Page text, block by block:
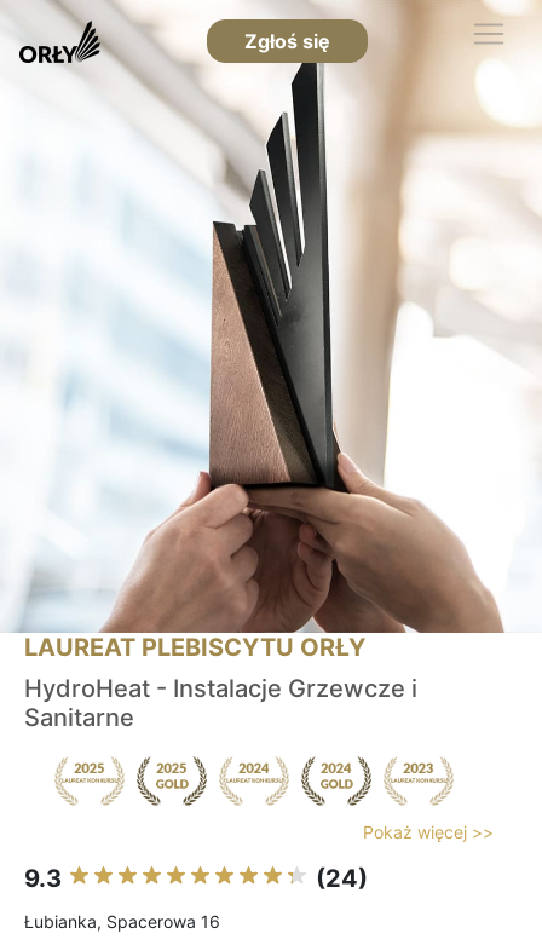
Zgłoś się
LAUREAT PLEBISCYTU ORŁY
HydroHeat - Instalacje Grzewcze i
Sanitarne
Pokaż więcej >>
9.3 (24)
Łubianka, Spacerowa 16